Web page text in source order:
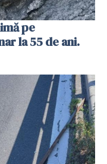
pe
la 55 de ani.